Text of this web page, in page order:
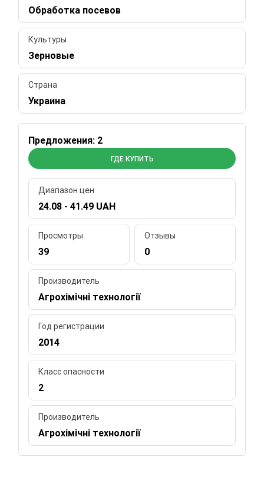
Обработка посевов
Культуры
Зерновые
Страна
Украина
Предложения: 2
ГДЕ КУПИТЬ
Диапазон цен
24.08 - 41.49 UAH
Просмотры
39
Отзывы
0
Производитель
Агрохімічні технології
Год регистрации
2014
Класс опасности
2
Производитель
Агрохімічні технології